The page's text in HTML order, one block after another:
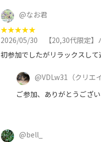
@なお君
★★★★★
2026/05/30
【20,30代限定】ハーブ
初参加でしたがリラックスして
@VDLw31 （クリエ
ご参加、ありがとうござ
@bell_